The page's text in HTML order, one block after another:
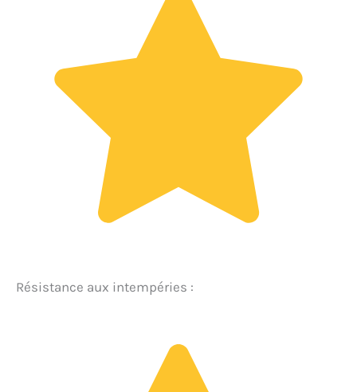
Résistance aux intempéries :